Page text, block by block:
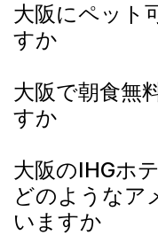
大阪にペット
すか
大阪で朝食無
すか
大阪のIHGホ
どのようなア
いますか